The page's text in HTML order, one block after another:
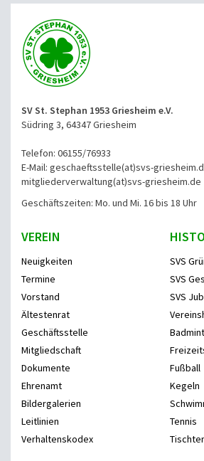
SV St. Stephan 1953 Griesheim e.V.
Südring 3, 64347 Griesheim
Telefon: 06155/76933
E-Mail: geschaeftsstelle(at)svs-
mitgliederverwaltung(at)svs-griesheim.de
Geschäftszeiten: Mo. und Mi. 16 bis 18 Uhr
VEREIN
Neuigkeiten
Termine
Vorstand
Ältestenrat
Geschäftsstelle
Mitgliedschaft
Dokumente
Ehrenamt
Bildergalerien
Leitlinien
Verhaltenskodex
SVS
SVS
SVS
Fußball
Kegeln
Tennis